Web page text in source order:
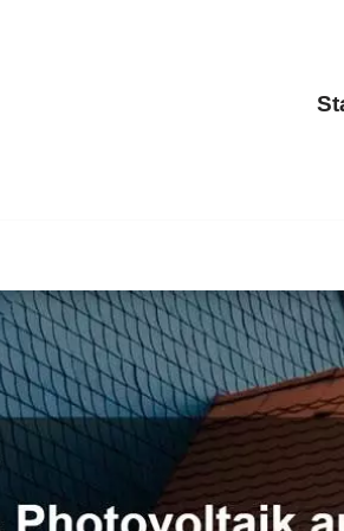
✓Dacheindeckung, Dachfenster,
Ihr Dachdeckermeister. Wir